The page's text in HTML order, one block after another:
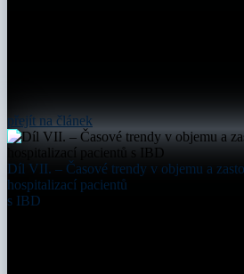
přejít na článek
Díl VII. – Časové trendy v objemu a
hospitalizací pacientů
s IBD